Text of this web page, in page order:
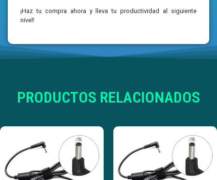
¡Haz tu compra ahora y lleva tu productividad al siguiente
nivel!
PRODUCTOS RELACIONADOS